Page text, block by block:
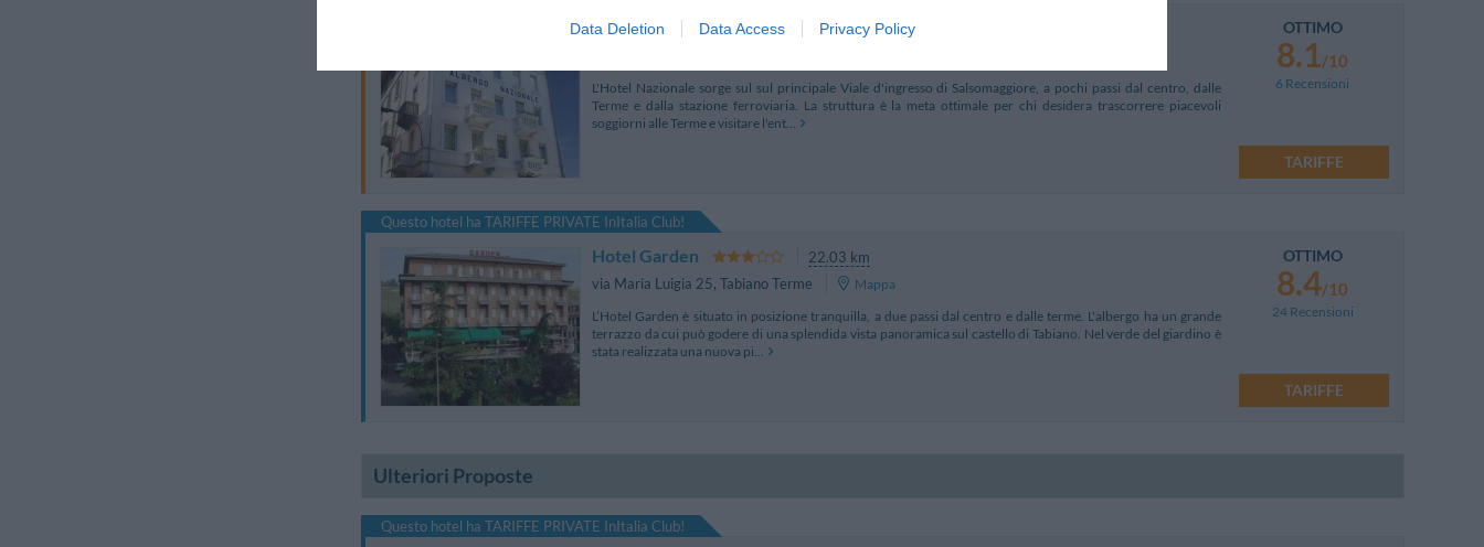
Data Deletion Data Access Privacy Policy
Albergo Nazionale
24.51 km
L'Hotel Nazionale sorge sul sul principale Viale d'ingresso di Salsomaggiore, a pochi passi dal centro, dalle
Terme e dalla stazione ferroviaria. La struttura è la meta ottimale per chi desidera trascorrere piacevoli
soggiorni alle Terme e visitare l'ent...
OTTIMO
8.1/10
6 Recensioni
TARIFFE
Questo hotel ha TARIFFE PRIVATE InItalia Club!
Hotel Garden
22.03 km
via Maria Luigia 25, Tabiano Terme
Mappa
L’Hotel Garden è situato in posizione tranquilla, a due passi dal centro e dalle terme. L'albergo ha un grande
terrazzo da cui può godere di una splendida vista panoramica sul castello di Tabiano. Nel verde del giardino è
stata realizzata una nuova pi...
OTTIMO
8.4/10
24 Recensioni
TARIFFE
Ulteriori Proposte
Questo hotel ha TARIFFE PRIVATE InItalia Club!